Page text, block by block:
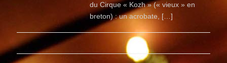
du Cirque « Kozh » (« vieux » en
breton) : un acrobate, […]